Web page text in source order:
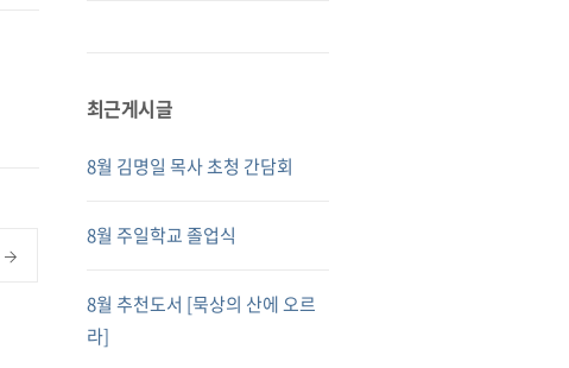
최근게시글
8월 김명일 목사 초청 간담회
8월 주일학교 졸업식
8월 추천도서 [묵상의 산에 오르
라]